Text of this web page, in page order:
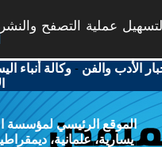
عملية التصفح
الأدب والفن -وكالة أنباء
الموقع الرئيسي لمؤسسة
يسارية، علمانية،